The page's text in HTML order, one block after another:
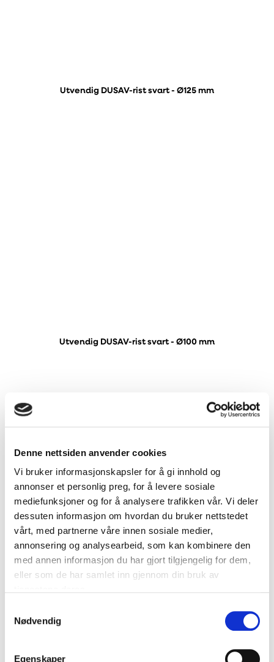
Denne nettsiden anvender cookies
Vi bruker informasjonskapsler for å gi innhold og
annonser et personlig preg, for å levere sosiale
mediefunksjoner og for å analysere trafikken vår. Vi deler
dessuten informasjon om hvordan du bruker nettstedet
vårt, med partnerne våre innen sosiale medier,
annonsering og analysearbeid, som kan kombinere den
med annen informasjon du har gjort tilgjengelig for dem,
eller som de har samlet inn gjennom din bruk av
Nødvendig
Egenskaper
Utvendig DUSAV-rist svart - Ø125 mm
Utvendig DUSAV-rist svart - Ø100 mm